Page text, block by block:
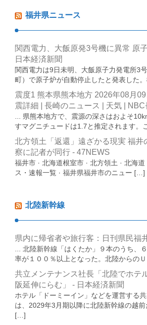
福井県ニュース
関西電力、大飯原発3号機に異常 原
日本経済新聞
関西電力は9日未明、大飯原子力発電所3
町）で原子炉が自動停止したと発表した
震度1 熊本県熊本地方 2026年08月
震詳細 | 長崎のニュース | 天気 | NBC
... 県熊本地方で、震源の深さはおよそ
すマグニチュードは1.7と推定されます。
北方領土「返還」遠ざかる現実 福井
察に記者が同行 - 47NEWS
福井市 · 北海道根室市 · 北方領土 · 北海
ス・速報一覧 · 福井県福井市のニュー […]
北陸新幹線
県内に帰省者や旅行客：日刊県民福
... 北陸新幹線「はくたか」９本のうち、
率が１００％以上となった。北陸からの
共立メンテナンス社長「北陸でホテ
阪延伸にらむ」 - 日本経済新聞
ホテル「ドーミーイン」などを運営する
は、2029年3月期以降に北陸新幹線の越
[…]